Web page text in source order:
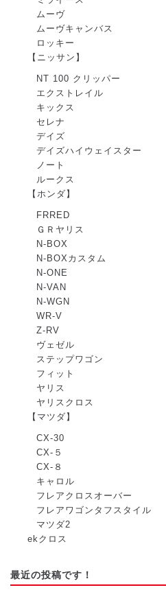
ムーヴ
ムーヴキャンバス
ロッキー
【ニッサン】
NT 100 クリッパー
エクストレイル
キックス
セレナ
デイズ
デイズハイウェイスター
ノート
ルークス
【ホンダ】
FRRED
ＧＲヤリス
N-BOX
N-BOXカスタム
N-ONE
N-VAN
N-WGN
WR-V
Z-RV
ヴェゼル
ステップワゴン
フィット
ヤリス
ヤリスクロス
【マツダ】
CX-30
CX-５
CX-８
キャロル
フレアクロスオーバー
フレアワゴンタフスタイル
マツダ2
ekクロス
最近の投稿です！